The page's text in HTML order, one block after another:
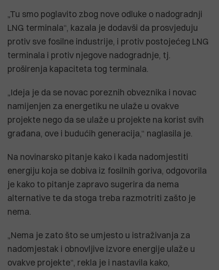
„Tu smo poglavito zbog nove odluke o nadogradnji
LNG terminala“, kazala je dodavši da prosvjeduju
protiv sve fosilne industrije, i protiv postojećeg LNG
terminala i protiv njegove nadogradnje, tj.
proširenja kapaciteta tog terminala.
„Ideja je da se novac poreznih obveznika i novac
namijenjen za energetiku ne ulaže u ovakve
projekte nego da se ulaže u projekte na korist svih
građana, ove i budućih generacija,“ naglasila je.
Na novinarsko pitanje kako i kada nadomjestiti
energiju koja se dobiva iz fosilnih goriva, odgovorila
je kako to pitanje zapravo sugerira da nema
alternative te da stoga treba razmotriti zašto je
nema.
„Nema je zato što se umjesto u istraživanja za
nadomjestak i obnovljive izvore energije ulaže u
ovakve projekte“, rekla je i nastavila kako,